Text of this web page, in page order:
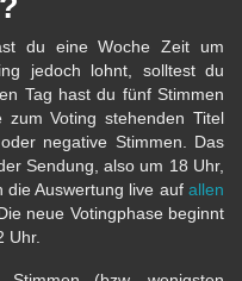
du eine Woche Zeit um
jedoch lohnt, solltest du
Tag hast du fünf Stimmen
Voting stehenden Titel
negative Stimmen. Das
Sendung, also um 18 Uhr,
die Auswertung live auf allen
neue Votingphase beginnt
Uhr.